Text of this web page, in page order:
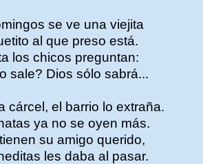
se ve una viejita
al que preso está.
los chicos preguntan:
sale? Dios sólo sabrá...
cárcel, el barrio lo extraña.
ya no se oyen más.
su amigo querido,
les daba al pasar.